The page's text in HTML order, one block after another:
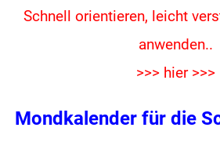
Schnell orientieren, leicht
anwenden..
>>> hier >>>
Mondkalender für die